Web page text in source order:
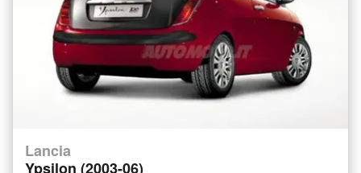
Lancia
Ypsilon (2003-06)